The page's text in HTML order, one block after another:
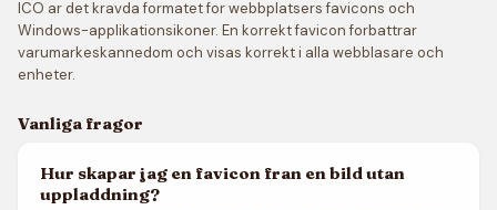
ICO ar det kravda formatet for webbplatsers favicons och
Windows-applikationsikoner. En korrekt favicon forbattrar
varumarkeskannedom och visas korrekt i alla webblasare och
enheter.
Vanliga fragor
Hur skapar jag en favicon fran en bild utan
uppladdning?